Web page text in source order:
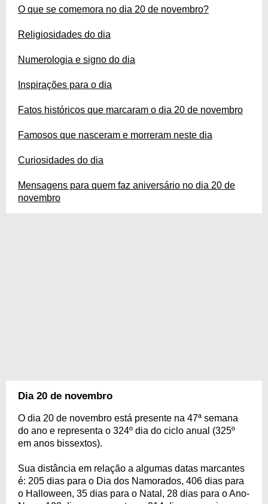
O que se comemora no dia 20 de novembro?
Religiosidades do dia
Numerologia e signo do dia
Inspirações para o dia
Fatos históricos que marcaram o dia 20 de novembro
Famosos que nasceram e morreram neste dia
Curiosidades do dia
Mensagens para quem faz aniversário no dia 20 de
novembro
Dia 20 de novembro
O dia 20 de novembro está presente na 47ª semana
do ano e representa o 324º dia do ciclo anual (325º
em anos bissextos).
Sua distância em relação a algumas datas marcantes
é: 205 dias para o Dia dos Namorados, 406 dias para
o Halloween, 35 dias para o Natal, 28 dias para o Ano-